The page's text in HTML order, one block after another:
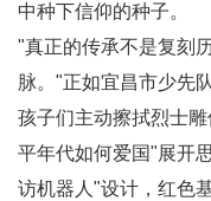
中种下信仰的种子。
"真正的传承不是复刻
脉。"正如宜昌市少先
孩子们主动擦拭烈士
平年代如何爱国"展开
访机器人"设计，红色